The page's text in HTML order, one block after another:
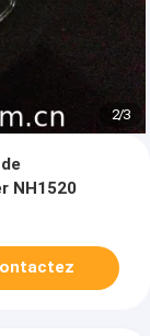
2/3
NH1520